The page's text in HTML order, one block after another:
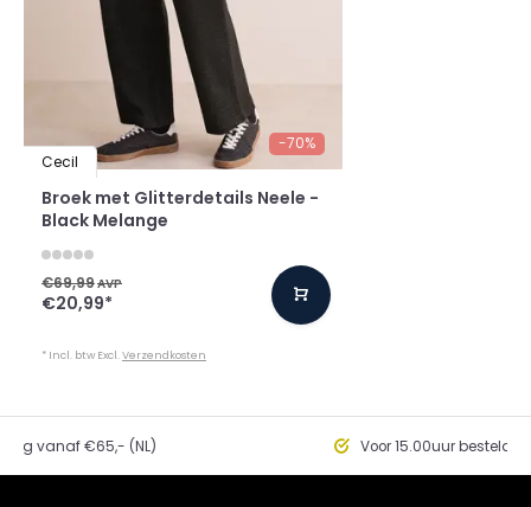
-70%
Cecil
Broek met Glitterdetails Neele -
Black Melange
€69,99AVP
€20,99*
* Incl. btw Excl.Verzendkosten
vanaf €65,- (NL) Voor 15.00uur besteld,